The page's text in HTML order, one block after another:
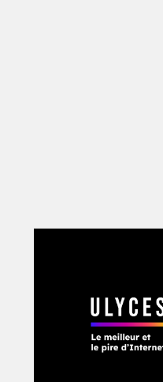
les
yeux morts,
d’être